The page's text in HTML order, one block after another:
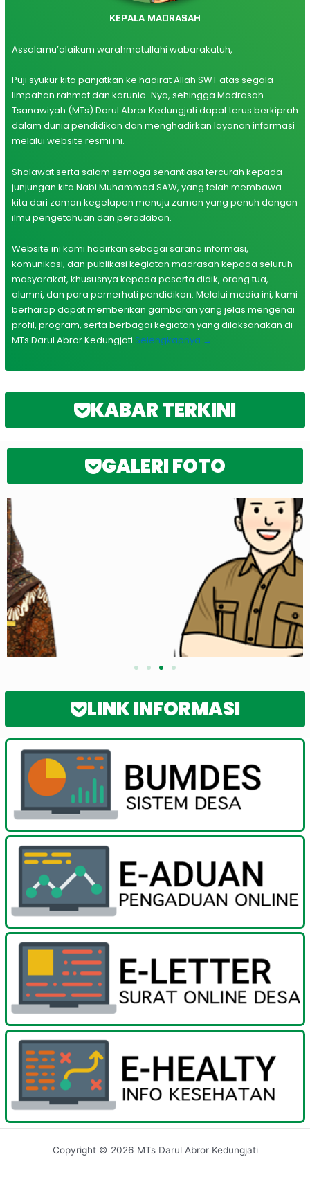
KEPALA MADRASAH
Assalamu’alaikum warahmatullahi wabarakatuh,
Puji syukur kita panjatkan ke hadirat Allah SWT atas segala
limpahan rahmat dan karunia-Nya, sehingga Madrasah
Tsanawiyah (MTs) Darul Abror Kedungjati dapat terus berkiprah
dalam dunia pendidikan dan menghadirkan layanan informasi
melalui website resmi ini.
Shalawat serta salam semoga senantiasa tercurah kepada
junjungan kita Nabi Muhammad SAW, yang telah membawa
kita dari zaman kegelapan menuju zaman yang penuh dengan
ilmu pengetahuan dan peradaban.
Website ini kami hadirkan sebagai sarana informasi,
komunikasi, dan publikasi kegiatan madrasah kepada seluruh
masyarakat, khususnya kepada peserta didik, orang tua,
alumni, dan para pemerhati pendidikan. Melalui media ini, kami
berharap dapat memberikan gambaran yang jelas mengenai
profil, program, serta berbagai kegiatan yang dilaksanakan di
MTs Darul Abror Kedungjati Selengkapnya →
KABAR TERKINI
GALERI FOTO
LINK INFORMASI
Copyright © 2026 MTs Darul Abror Kedungjati